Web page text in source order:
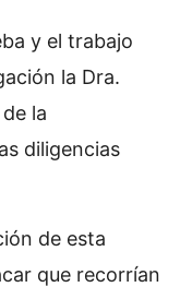
y el trabajo
la Dra.
la
diligencias
de esta
que recorrían